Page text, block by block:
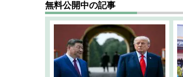
無料公開中の記事